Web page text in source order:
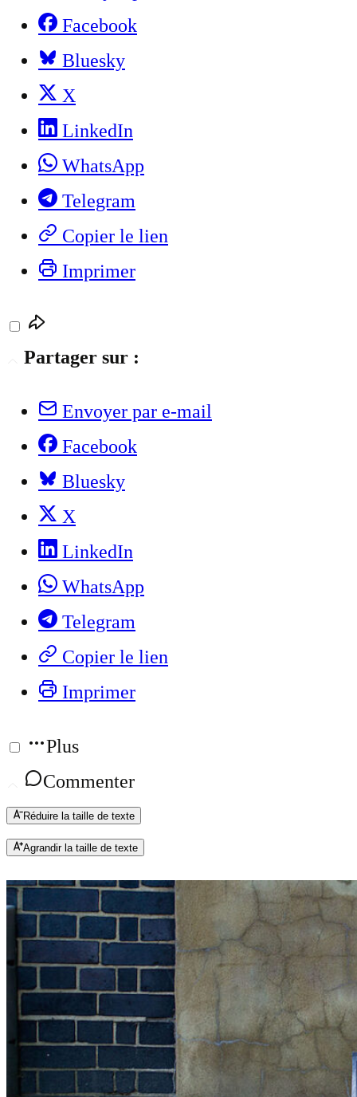
Facebook
Bluesky
X
LinkedIn
WhatsApp
Telegram
Copier le lien
Imprimer
Partager sur :
Envoyer par e-mail
Facebook
Bluesky
X
LinkedIn
WhatsApp
Telegram
Copier le lien
Imprimer
Plus
Commenter
Réduire la taille de texte
Agrandir la taille de texte